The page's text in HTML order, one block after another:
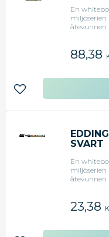
En
miljöserien
åtevunnen
88,38
Lägg till i favoriter
SVART
En
miljöserien
åtevunnen
23,38